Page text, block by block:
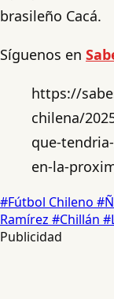
brasileño Cacá.
Síguenos en
https://
chilena/
que-
en-la-
#Fútbol Chileno
Ramírez #Chillán
Publicidad